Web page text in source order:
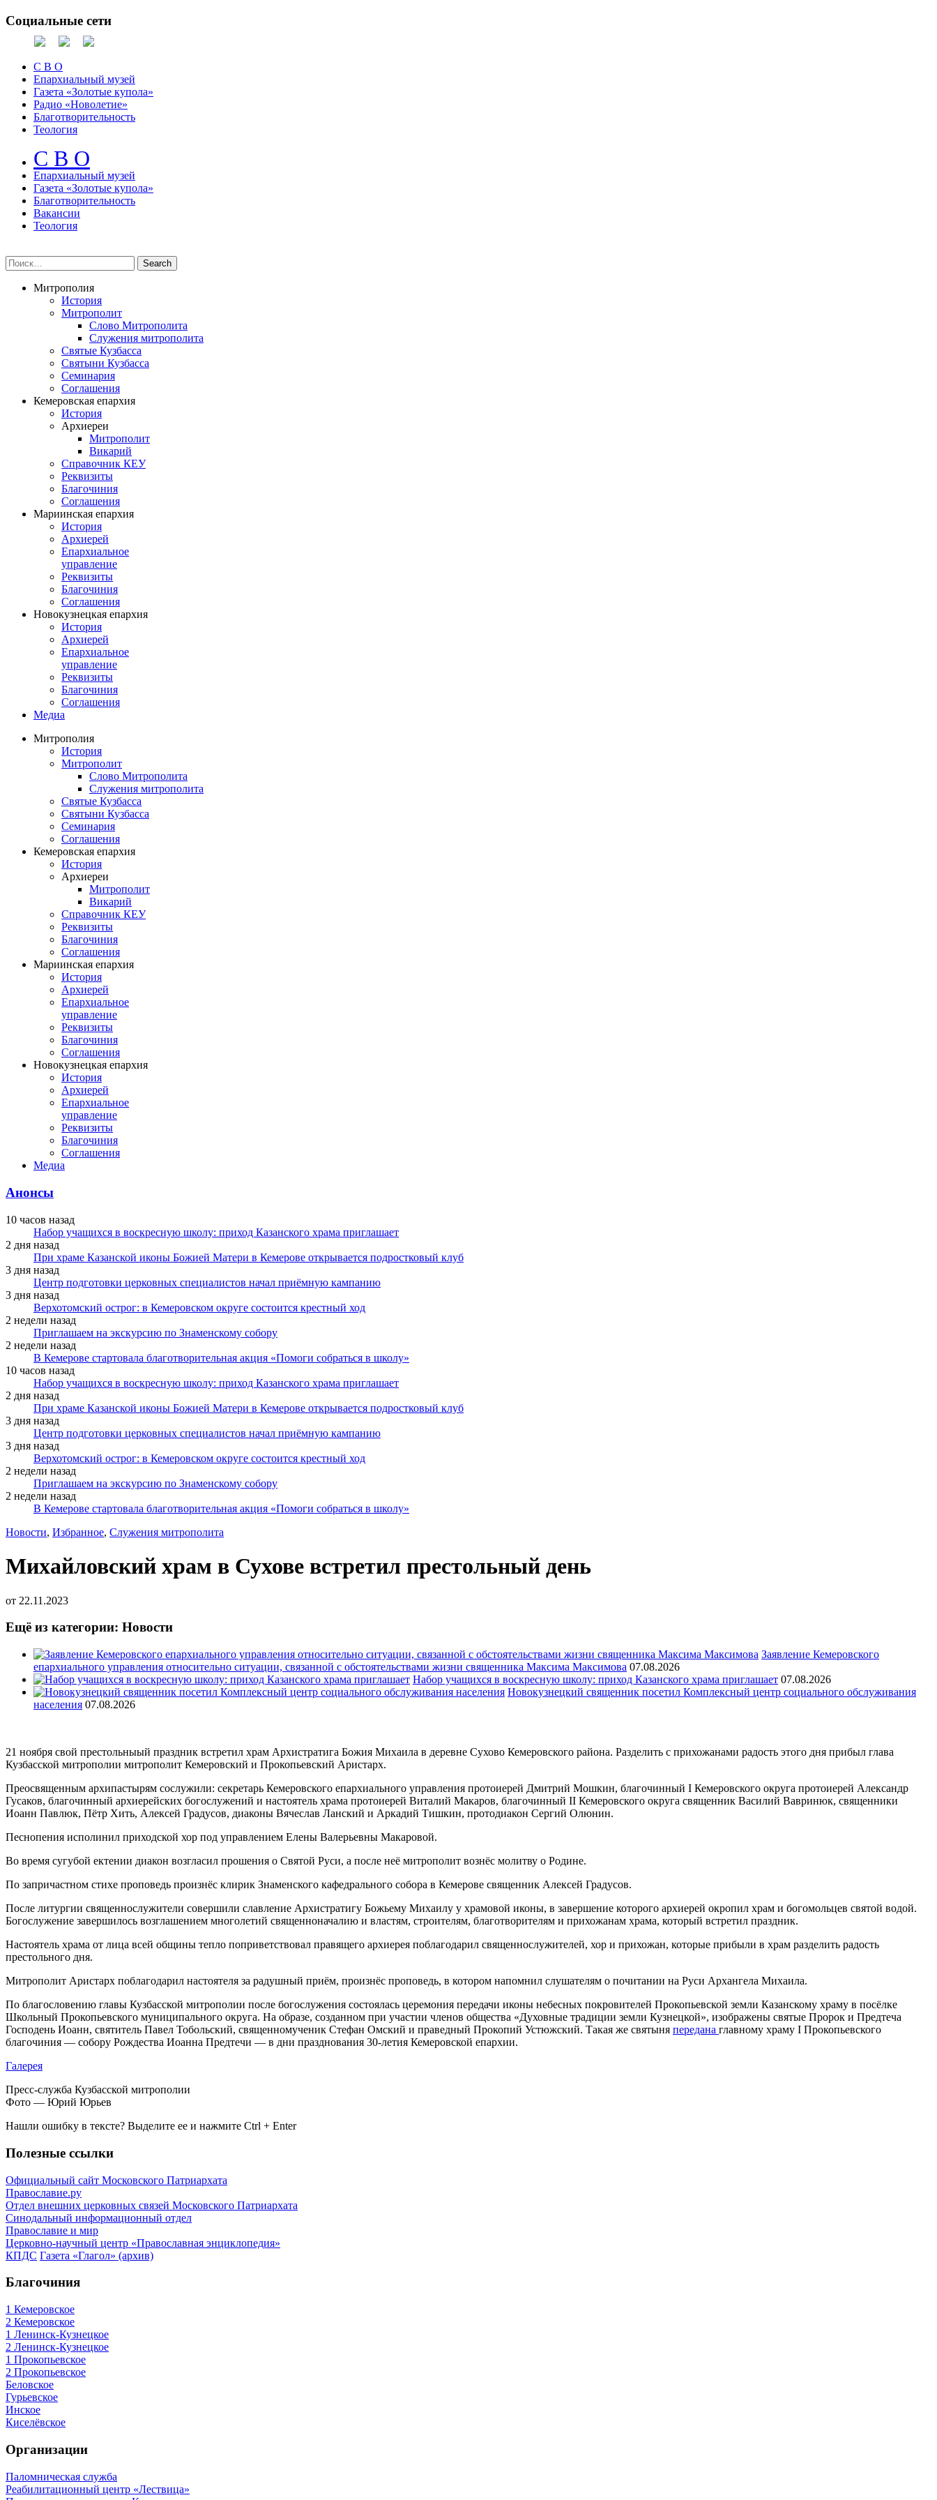
Социальные сети
С В О
Епархиальный музей
Газета «Золотые купола»
Радио «Новолетие»
Благотворительность
Теология
С В О
Епархиальный музeй
Газета «Золотые купола»
Благотворительность
Вакансии
Теология
Митрополия
История
Митрополит
Слово Митрополита
Служения митрополита
Святые Кузбасса
Святыни Кузбасса
Семинария
Соглашения
Кемеровская епархия
История
Архиереи
Митрополит
Викарий
Справочник КЕУ
Реквизиты
Благочиния
Соглашения
Мариинская епархия
История
Архиерей
Епархиальное
управление
Реквизиты
Благочиния
Соглашения
Новокузнецкая епархия
История
Архиерей
Епархиальное
управление
Реквизиты
Благочиния
Соглашения
Медиа
Митрополия
История
Митрополит
Слово Митрополита
Служения митрополита
Святые Кузбасса
Святыни Кузбасса
Семинария
Соглашения
Кемеровская епархия
История
Архиереи
Митрополит
Викарий
Справочник КЕУ
Реквизиты
Благочиния
Соглашения
Мариинская епархия
История
Архиерей
Епархиальное
управление
Реквизиты
Благочиния
Соглашения
Новокузнецкая епархия
История
Архиерей
Епархиальное
управление
Реквизиты
Благочиния
Соглашения
Медиа
Анонсы
10 часов назад
Набор учащихся в воскресную школу: приход Казанского храма приглашает
2 дня назад
При храме Казанской иконы Божией Матери в Кемерове открывается подростковый клуб
3 дня назад
Центр подготовки церковных специалистов начал приёмную кампанию
3 дня назад
Верхотомский острог: в Кемеровском округе состоится крестный ход
2 недели назад
Приглашаем на экскурсию по Знаменскому собору
2 недели назад
В Кемерове стартовала благотворительная акция «Помоги собраться в школу»
10 часов назад
Набор учащихся в воскресную школу: приход Казанского храма приглашает
2 дня назад
При храме Казанской иконы Божией Матери в Кемерове открывается подростковый клуб
3 дня назад
Центр подготовки церковных специалистов начал приёмную кампанию
3 дня назад
Верхотомский острог: в Кемеровском округе состоится крестный ход
2 недели назад
Приглашаем на экскурсию по Знаменскому собору
2 недели назад
В Кемерове стартовала благотворительная акция «Помоги собраться в школу»
Новости, Избранное, Служения митрополита
Михайловский храм в Сухове встретил престольный день
от 22.11.2023
Ещё из категории: Новости
Заявление Кемеровского
епархиального управления относительно ситуации, связанной с обстоятельствами жизни священника Максима Максимова 07.08.2026
Набор учащихся в воскресную школу: приход Казанского храма приглашает 07.08.2026
Новокузнецкий священник посетил Комплексный центр социального обслуживания
населения 07.08.2026
21 ноября свой престольныый праздник встретил храм Архистратига Божия Михаила в деревне Сухово Кемеровского района. Разделить с прихожанами радость этого дня прибыл глава
Кузбасской митрополии митрополит Кемеровский и Прокопьевский Аристарх.
Преосвященным архипастырям сослужили: секретарь Кемеровского епархиального управления протоиерей Дмитрий Мошкин, благочинный I Кемеровского округа протоиерей Александр
Гусаков, благочинный архиерейских богослужений и настоятель храма протоиерей Виталий Макаров, благочинный II Кемеровского округа священник Василий Вавринюк, священники
Иоанн Павлюк, Пётр Хить, Алексей Градусов, диаконы Вячеслав Ланский и Аркадий Тишкин, протодиакон Сергий Олюнин.
Песнопения исполинил приходской хор под управлением Елены Валерьевны Макаровой.
Во время сугубой ектении диакон возгласил прошения о Святой Руси, а после неё митрополит вознёс молитву о Родине.
По запричастном стихе проповедь произнёс клирик Знаменского кафедрального собора в Кемерове священник Алексей Градусов.
После литургии священнослужители совершили славление Архистратигу Божьему Михаилу у храмовой иконы, в завершение которого архиерей окропил храм и богомольцев святой водой.
Богослужение завершилось возглашением многолетий священноначалию и властям, строителям, благотворителям и прихожанам храма, который встретил праздник.
Настоятель храма от лица всей общины тепло поприветствовал правящего архиерея поблагодарил священнослужителей, хор и прихожан, которые прибыли в храм разделить радость
престольного дня.
Митрополит Аристарх поблагодарил настоятеля за радушный приём, произнёс проповедь, в котором напомнил слушателям о почитании на Руси Архангела Михаила.
По благословению главы Кузбасской митрополии после богослужения состоялась церемония передачи иконы небесных покровителей Прокопьевской земли Казанскому храму в посёлке
Школьный Прокопьевского муниципального округа. На образе, созданном при участии членов общества «Духовные традиции земли Кузнецкой», изображены святые Пророк и Предтеча
Господень Иоанн, святитель Павел Тобольский, священномученик Стефан Омский и праведный Прокопий Устюжский. Такая же святыня передана главному храму I Прокопьевского
благочиния — собору Рождества Иоанна Предтечи — в дни празднования 30-летия Кемеровской епархии.
Галерея
Пресс-служба Кузбасской митрополии
Фото — Юрий Юрьев
Нашли ошибку в тексте? Выделите ее и нажмите Ctrl + Enter
Полезные ссылки
Официальный сайт Московского Патриархата
Православие.ру
Отдел внешних церковных связей Московского Патриархата
Синодальный информационный отдел
Православие и мир
Церковно-научный центр «Православная энциклопедия»
КПДС Газета «Глагол» (архив)
Благочиния
1 Кемеровское
2 Кемеровское
1 Ленинск-Кузнецкое
2 Ленинск-Кузнецкое
1 Прокопьевское
2 Прокопьевское
Беловское
Гурьевское
Инское
Киселёвское
Организации
Паломническая служба
Реабилитационный центр «Лествица»